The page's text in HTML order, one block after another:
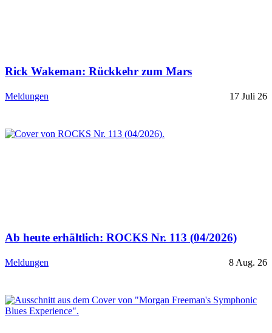
Rick Wakeman: Rückkehr zum Mars
Meldungen 17 Juli 26
Ab heute erhältlich: ROCKS Nr. 113 (04/2026)
Meldungen 8 Aug. 26